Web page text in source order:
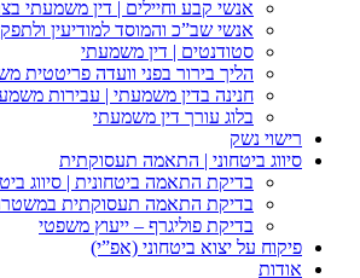
אנשי קבע וחיילים | דין משמעתי
אנשי שב”כ והמוסד למודיעין
סטודנטים | דין משמעתי
הליך בירור בפני וועדה פריטטית
חנינה בדין משמעתי | עבירות
בלוג עורך דין משמעתי
רישוי נשק
סיווג ביטחוני | התאמה תעסוקתית
בדיקת התאמה ביטחונית | סיווג
בדיקת התאמה תעסוקתית
בדיקת פוליגרף – ייעוץ משפטי
פיקוח על יצוא ביטחוני (אפ”י)
אודות